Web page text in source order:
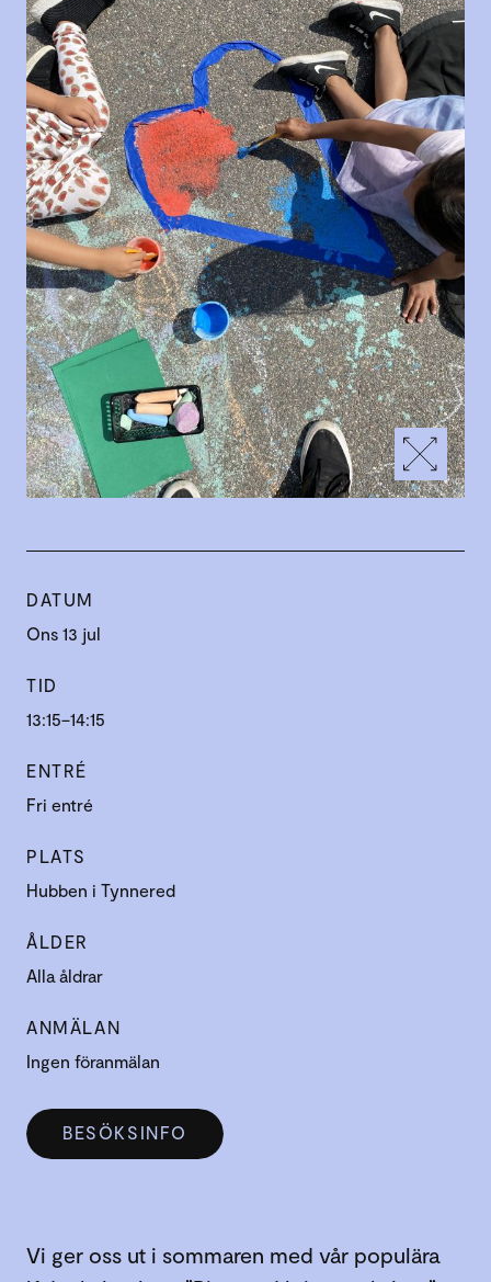
DATUM
Ons 13 jul
TID
13:15–14:15
ENTRÉ
Fri entré
PLATS
Hubben i Tynnered
ÅLDER
Alla åldrar
ANMÄLAN
Ingen föranmälan
BESÖKSINFO
Vi ger oss ut i sommaren med vår populära